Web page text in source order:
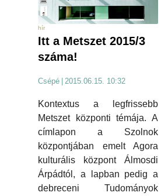
hír
Itt a Metszet 2015/3
száma!
Csépé 2015.06.15. 10:32
Kontextus a legfrissebb
Metszet központi témája. A
címlapon a Szolnok
központjában emelt Agora
kulturális központ Álmosdi
Árpádtól, a lapban pedig a
debreceni Tudományok